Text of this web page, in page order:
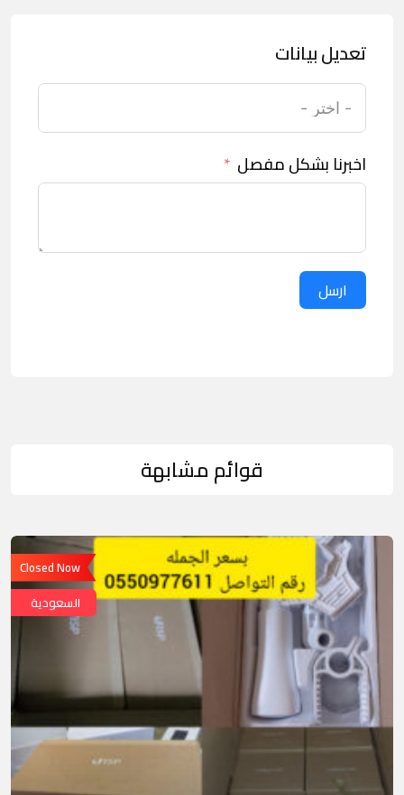
تعديل بيانات
اخبرنا بشكل مفصل
ارسل
قوائم مشابهة
Closed Now
السعودية